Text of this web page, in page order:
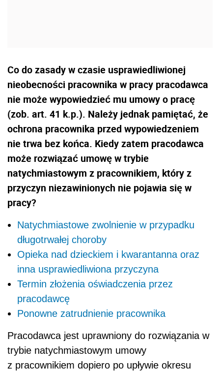
Co do zasady w czasie usprawiedliwionej
nieobecności pracownika w pracy pracodawca
nie może wypowiedzieć mu umowy o pracę
(zob. art. 41 k.p.). Należy jednak pamiętać, że
ochrona pracownika przed wypowiedzeniem
nie trwa bez końca. Kiedy zatem pracodawca
może rozwiązać umowę w trybie
natychmiastowym z pracownikiem, który z
przyczyn niezawinionych nie pojawia się w
pracy?
Natychmiastowe zwolnienie w przypadku
długotrwałej choroby
Opieka nad dzieckiem i kwarantanna oraz
inna usprawiedliwiona przyczyna
Termin złożenia oświadczenia przez
pracodawcę
Ponowne zatrudnienie pracownika
Pracodawca jest uprawniony do rozwiązania w
trybie natychmiastowym umowy
z pracownikiem dopiero po upływie okresu